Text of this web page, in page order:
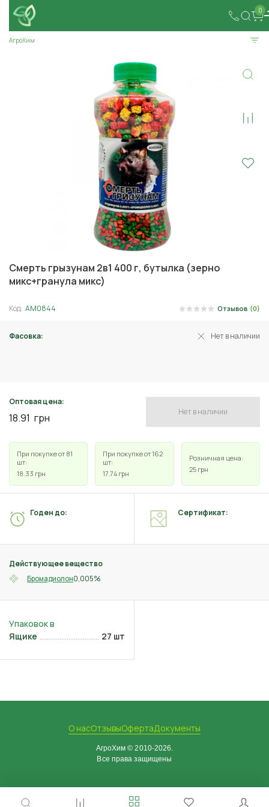
0
АгроХим
Смерть грызунам 2в1 400 г, бутылка (зерно
микс+гранула микс)
Код: АМ0844 Отзывов (0)
Фасовка: Нет в наличии
Оптовая цена:
18.91 грн Нет в наличии
При покупке от 81
шт:
18.33 грн
При покупке от 162
шт:
17.74 грн
Розничная цена:
25 грн
Действующее вещество
Бромадиолон0,005%
Годен до: Сертификат:
Ящике 27 шт
О насОтзывыОфертаДокументы
АгроХим © 2010-2026.
Все права защищены